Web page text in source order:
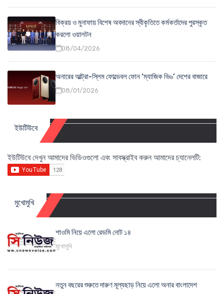
বিক্রয় ও মুনাফায় বিশেষ অবদানের স্বীকৃতিতে কর্মকর্তাদের পুরস্কৃত
করলো ওয়ালটন
08/04/2026
অনারের আল্ট্রা-স্লিম ফোল্ডেবল ফোন ‘ম্যাজিক ভি৬’ দেশের বাজারে
08/01/2026
ইউটিউবে
ইউটিউবে দেখুন আমাদের ভিডিওগুলো এবং সাবস্ক্রাইব করুন আমাদের চ্যানেলটি:
মুখোমুখি
শাওমি নিয়ে এলো রেডমি নোট ১৪
মুখোমুখি
নতুন বছরের শুরুতে দারুণ মূল্যছাড় নিয়ে এলো অনার বাংলাদেশ